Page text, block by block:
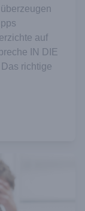
auf
IN DIE
richtige